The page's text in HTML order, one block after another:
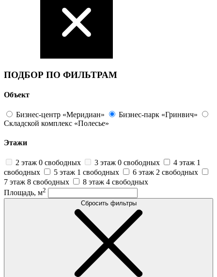
ПОДБОР ПО ФИЛЬТРАМ
Объект
Бизнес-центр «Меридиан»
Бизнес-парк «Гринвич»
Складской комплекс «Полесье»
Этажи
2 этаж 0 свободных 3 этаж 0 свободных 4 этаж 1
свободных
5 этаж 1 свободных 6 этаж 2 свободных
7 этаж 8 свободных 8 этаж 4 свободных
Площадь, м2
Сбросить фильтры